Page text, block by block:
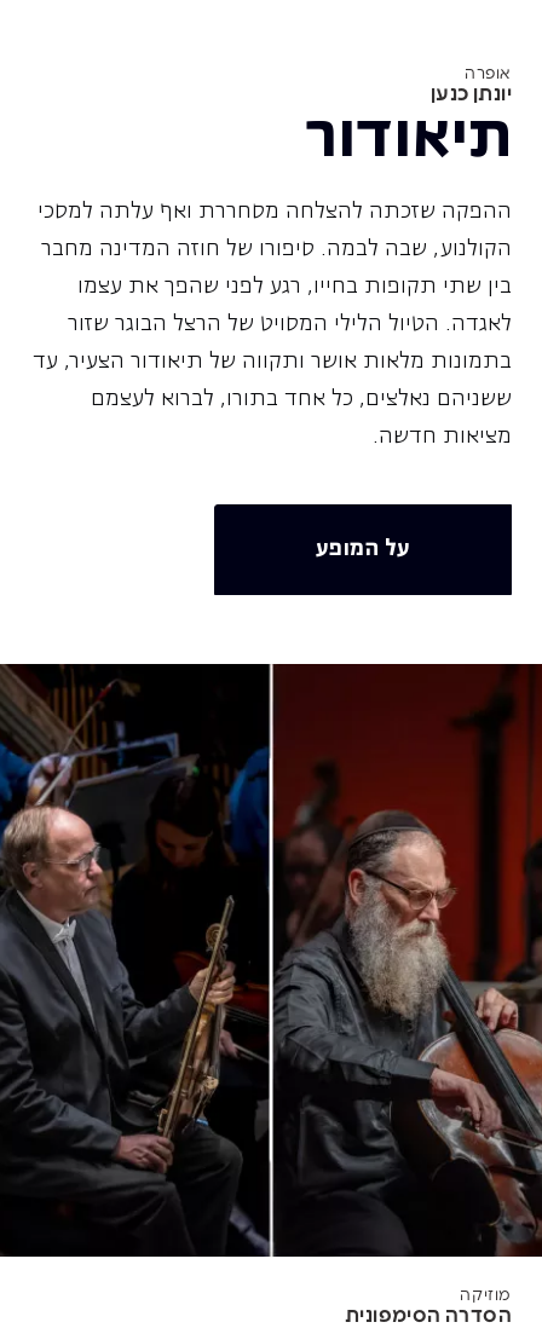
אופרה
יונתן כנען
תיאודור
ההפקה שזכתה להצלחה מסחררת ואף עלתה למסכי
הקולנוע, שבה לבמה. סיפורו של חוזה המדינה מחבר
בין שתי תקופות בחייו, רגע לפני שהפך את עצמו
לאגדה. הטיול הלילי המסויט של הרצל הבוגר שזור
בתמונות מלאות אושר ותקווה של תיאודור הצעיר, עד
ששניהם נאלצים, כל אחד בתורו, לברוא לעצמם
מציאות חדשה.
על המופע
מוזיקה
הסדרה הסימפונית